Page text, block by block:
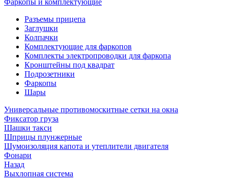
Фаркопы и комплектующие
Разъемы прицепа
Заглушки
Колпачки
Комплектующие для фаркопов
Комплекты электропроводки для фаркопа
Кронштейны под квадрат
Подрозетники
Фаркопы
Шары
Универсальные противомоскитные сетки на окна
Фиксатор груза
Шашки такси
Шприцы плунжерные
Шумоизоляция капота и утеплители двигателя
Фонари
Назад
Выхлопная система